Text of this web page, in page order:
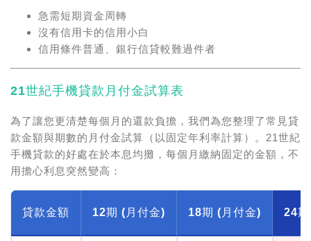
急需短期資金周轉
沒有信用卡的信用小白
信用條件普通、銀行信貸較難過件者
21世紀手機貸款月付金試算表
為了讓您更清楚每個月的還款負擔，我們為您整理了常見貸
款金額與期數的月付金試算（以固定年利率計算）。21世紀
手機貸款的好處在於本息均攤 ，每個月繳納固定的金額，不
用擔心利息突然變高：
貸款金額 12期 (月付金) 18期 (月付金) 24